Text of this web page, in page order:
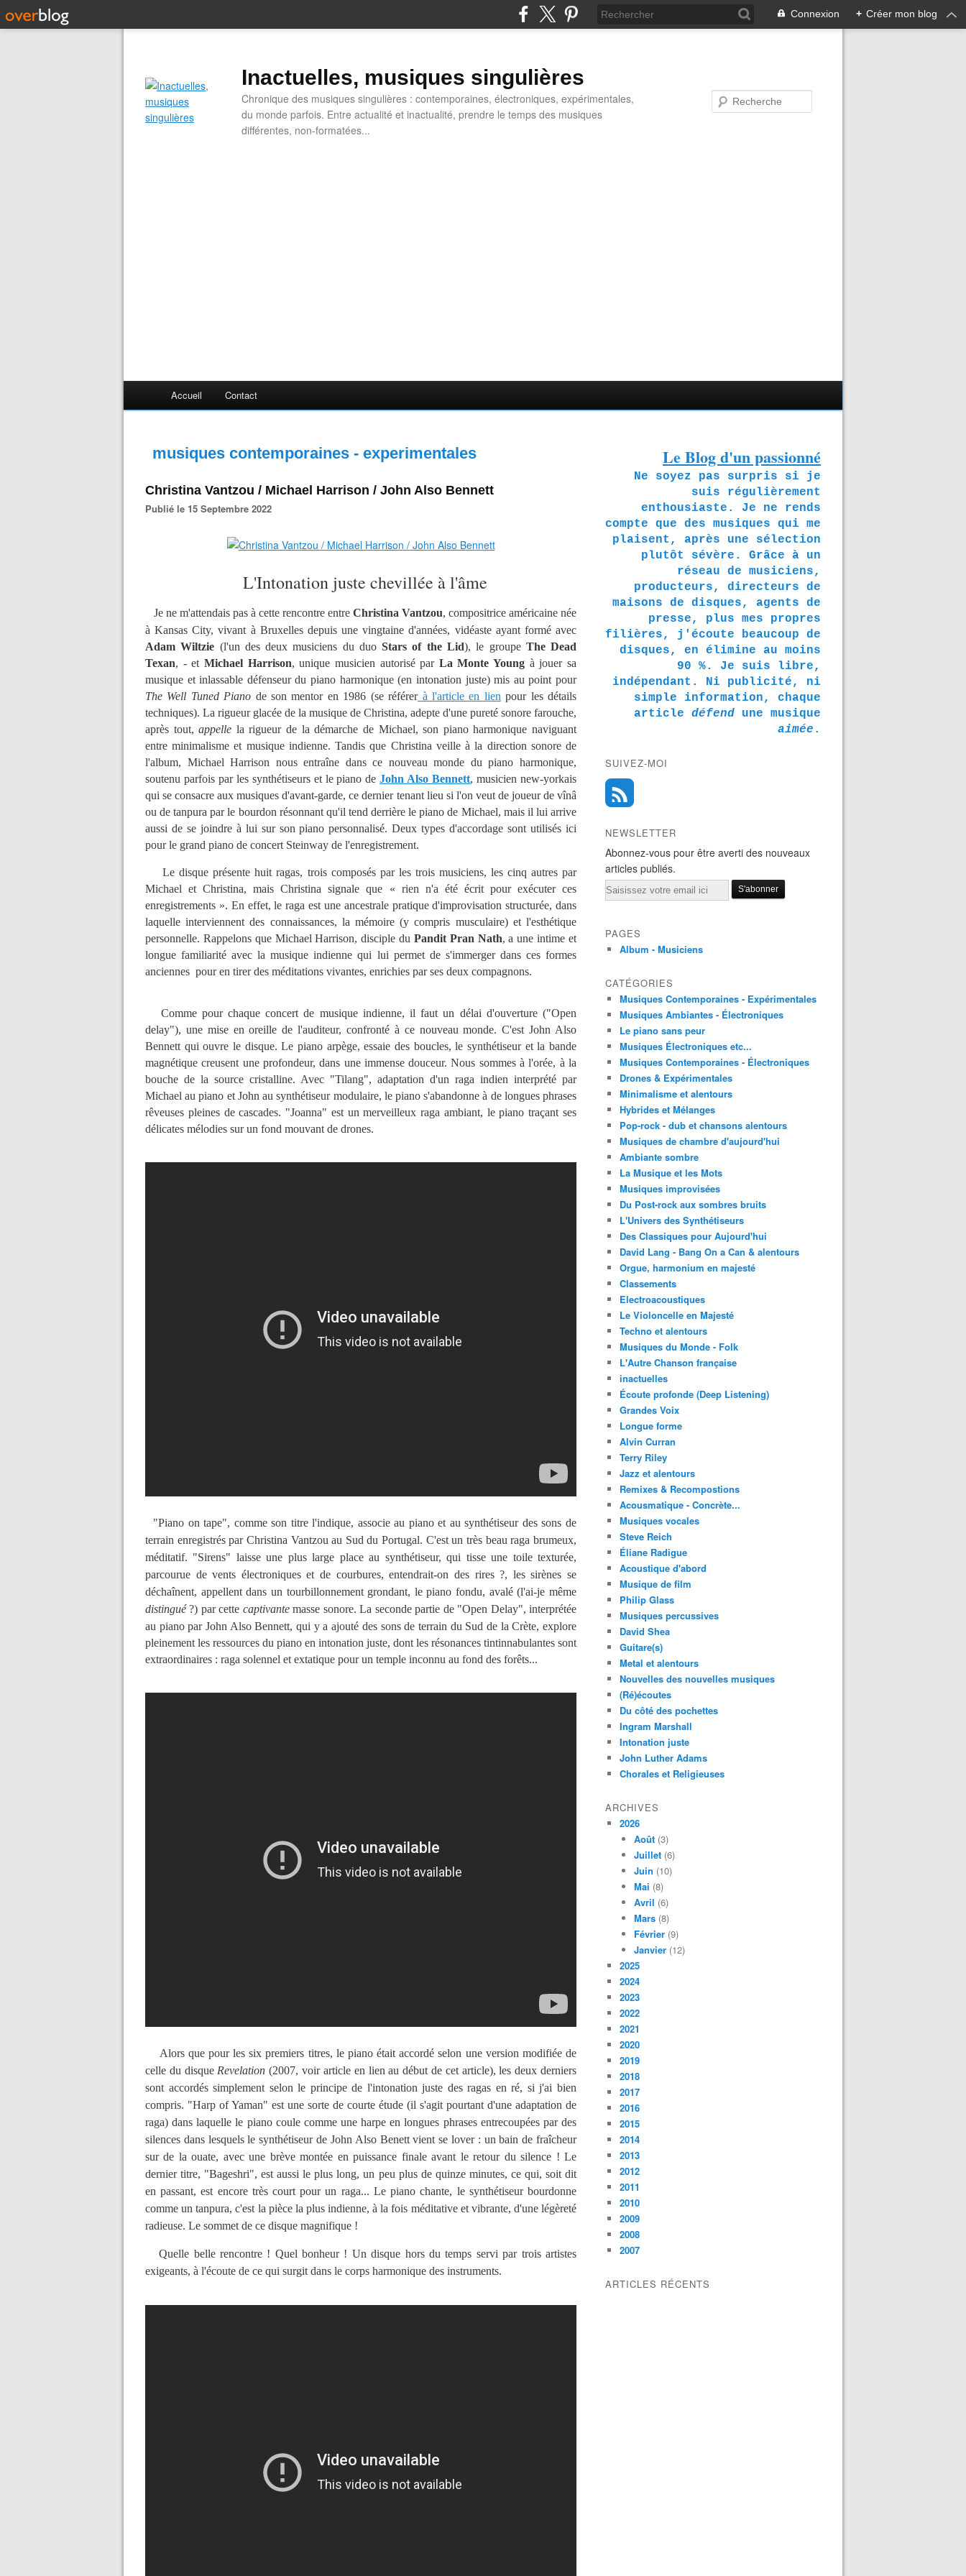
Connexion + Créer mon blog
Inactuelles, musiques singulières
Chronique des musiques singulières : contemporaines, électroniques, expérimentales,
du monde parfois. Entre actualité et inactualité, prendre le temps des musiques
différentes, non-formatées...
Accueil Contact
musiques contemporaines - experimentales
Christina Vantzou / Michael Harrison / John Also Bennett
Publié le 15 Septembre 2022
L'Intonation juste chevillée à l'âme
Je ne m'attendais pas à cette rencontre entre Christina Vantzou, compositrice américaine née
à Kansas City, vivant à Bruxelles depuis une vingtaine d'années, vidéaste ayant formé avec
Adam Wiltzie (l'un des deux musiciens du duoStars of the Lid), le groupe The Dead
Texan, - et Michael Harrison, unique musicien autorisé par La Monte Young à jouer sa
musique et inlassable défenseur du piano harmonique (en intonation juste) mis au point pour
The Well Tuned Piano de son mentor en 1986 (se référerà l'article en lien pour les détails
techniques). La rigueur glacée de la musique de Christina, adepte d'une pureté sonore farouche,
après tout,appelle la rigueur de la démarche de Michael, son piano harmonique naviguant
entre minimalisme et musique indienne. Tandis que Christina veille à la direction sonore de
l'album, Michael Harrison nous entraîne dans ce nouveau monde du piano harmonique,
soutenu parfois par les synthétiseurs et le piano deJohn Also Bennett, musicien new-yorkais
qui se consacre aux musiques d'avant-garde, ce dernier tenant lieu si l'on veut de joueur de vînâ
ou de tanpura par le bourdon résonnant qu'il tend derrière le piano de Michael, mais il lui arrive
aussi de se joindre à lui sur son piano personnalisé. Deux types d'accordage sont utilisés ici
pour le grand piano de concert Steinway de l'enregistrement.
Le disque présente huit ragas, trois composés par les trois musiciens, les cinq autres par
Michael et Christina, mais Christina signale que « rien n'a été écrit pour exécuter ces
enregistrements ». En effet, le raga est une ancestrale pratique d'improvisation structurée, dans
laquelle interviennent des connaissances, la mémoire (y compris musculaire) et l'esthétique
personnelle. Rappelons que Michael Harrison, disciple du Pandit Pran Nath, a une intime et
longue familiarité avec la musique indienne qui lui permet de s'immerger dans ces formes
anciennes pour en tirer des méditations vivantes, enrichies par ses deux compagnons.
Comme pour chaque concert de musique indienne, il faut un délai d'ouverture ("Open
delay"), une mise en oreille de l'auditeur, confronté à ce nouveau monde. C'est John Also
Bennett qui ouvre le disque. Le piano arpège, essaie des boucles, le synthétiseur et la bande
magnétique creusent une profondeur, dans une immense douceur. Nous sommes à l'orée, à la
bouche de la source cristalline. Avec "Tilang", adaptation d'un raga indien interprété par
Michael au piano et John au synthétiseur modulaire, le piano s'abandonne à de longues phrases
rêveuses pleines de cascades. "Joanna" est un merveilleux raga ambiant, le piano traçant ses
délicates mélodies sur un fond mouvant de drones.
"Piano on tape", comme son titre l'indique, associe au piano et au synthétiseur des sons de
terrain enregistrés par Christina Vantzou au Sud du Portugal. C'est un très beau raga brumeux,
méditatif. "Sirens" laisse une plus large place au synthétiseur, qui tisse une toile texturée,
parcourue de vents électroniques et de courbures, entendrait-on des rires ?, les sirènes se
déchaînent, appellent dans un tourbillonnement grondant, le piano fondu, avalé (l'ai-je même
distingué?) par cette captivantemasse sonore. La seconde partie de "Open Delay", interprétée
au piano par John Also Bennett, qui y a ajouté des sons de terrain du Sud de la Crète, explore
pleinement les ressources du piano en intonation juste, dont les résonances tintinnabulantes sont
extraordinaires : raga solennel et extatique pour un temple inconnu au fond des forêts...
Alors que pour les six premiers titres, le piano était accordé selon une version modifiée de
celle du disque Revelation (2007, voir article en lien au début de cet article), les deux derniers
sont accordés simplement selon le principe de l'intonation juste des ragas en ré, si j'ai bien
compris. "Harp of Yaman" est une sorte de courte étude (il s'agit pourtant d'une adaptation de
raga) dans laquelle le piano coule comme une harpe en longues phrases entrecoupées par des
silences dans lesquels le synthétiseur de John Also Benett vient se lover : un bain de fraîcheur
sur de la ouate, avec une brève montée en puissance finale avant le retour du silence ! Le
dernier titre, "Bageshri", est aussi le plus long, un peu plus de quinze minutes, ce qui, soit dit
en passant, est encore très court pour un raga... Le piano chante, le synthétiseur bourdonne
comme un tanpura, c'est la pièce la plus indienne, à la fois méditative et vibrante, d'une légèreté
radieuse. Le sommet de ce disque magnifique !
Quelle belle rencontre ! Quel bonheur ! Un disque hors du temps servi par trois artistes
exigeants, à l'écoute de ce qui surgit dans le corps harmonique des instruments.
Le Blog d'un passionné
Ne soyez pas surpris si je
suis régulièrement
enthousiaste. Je ne rends
compte que des musiques qui me
plaisent, après une sélection
plutôt sévère. Grâce à un
réseau de musiciens,
producteurs, directeurs de
maisons de disques, agents de
presse, plus mes propres
filières, j'écoute beaucoup de
disques, en élimine au moins
90 %. Je suis libre,
indépendant. Ni publicité, ni
simple information, chaque
article défend une musique
aimée .
SUIVEZ-MOI
NEWSLETTER
Abonnez-vous pour être averti des nouveaux
articles publiés.
Email
PAGES
Album - Musiciens
CATÉGORIES
Musiques Contemporaines - Expérimentales
Musiques Ambiantes - Électroniques
Le piano sans peur
Musiques Électroniques etc...
Musiques Contemporaines - Électroniques
Drones & Expérimentales
Minimalisme et alentours
Hybrides et Mélanges
Pop-rock - dub et chansons alentours
Musiques de chambre d'aujourd'hui
Ambiante sombre
La Musique et les Mots
Musiques improvisées
Du Post-rock aux sombres bruits
L'Univers des Synthétiseurs
Des Classiques pour Aujourd'hui
David Lang - Bang On a Can & alentours
Orgue, harmonium en majesté
Classements
Electroacoustiques
Le Violoncelle en Majesté
Techno et alentours
Musiques du Monde - Folk
L'Autre Chanson française
inactuelles
Écoute profonde (Deep Listening)
Grandes Voix
Longue forme
Alvin Curran
Terry Riley
Jazz et alentours
Remixes & Recompostions
Acousmatique - Concrète...
Musiques vocales
Steve Reich
Éliane Radigue
Acoustique d'abord
Musique de film
Philip Glass
Musiques percussives
David Shea
Guitare(s)
Metal et alentours
Nouvelles des nouvelles musiques
(Ré)écoutes
Du côté des pochettes
Ingram Marshall
Intonation juste
John Luther Adams
Chorales et Religieuses
ARCHIVES
2026
Août (3)
Juillet (6)
Juin (10)
Mai (8)
Avril (6)
Mars (8)
Février (9)
Janvier (12)
2025
2024
2023
2022
2021
2020
2019
2018
2017
2016
2015
2014
2013
2012
2011
2010
2009
2008
2007
ARTICLES RÉCENTS